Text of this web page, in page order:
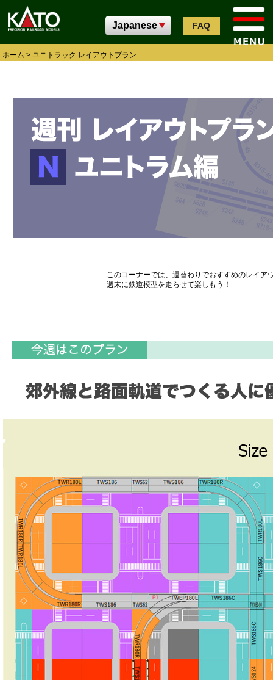
FAQ
ホーム > ユニトラック レイアウトプラン
このコーナーでは、週替わりでおすすめのレイア
週末に鉄道模型を走らせて楽しもう！